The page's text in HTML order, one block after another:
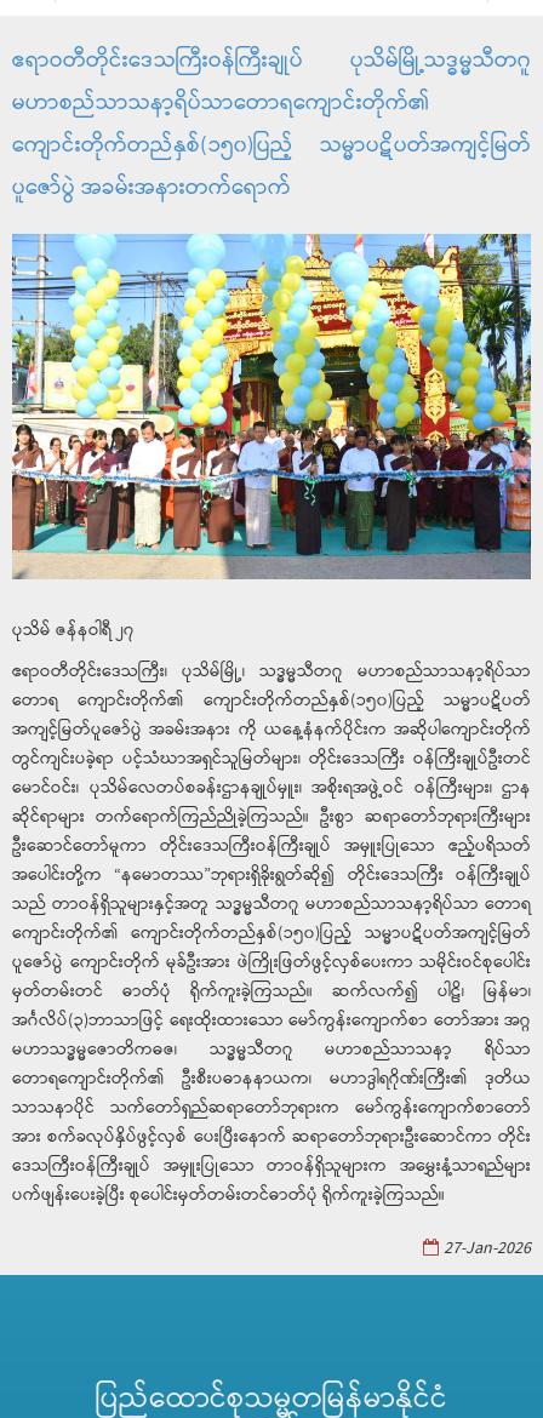
ဧရာဝတီတိုင်းဒေသကြီးဝန်ကြီးချုပ် ပုသိမ်မြို့သဒ္ဓမ္မသီတဂူ
မဟာစည်သာသနာ့ရိပ်သာတောရကျောင်းတိုက်၏
ကျောင်းတိုက်တည်နှစ်(၁၅၀)ပြည့် သမ္မာပဋိပတ်အကျင့်မြတ်
ပူဇော်ပွဲ အခမ်းအနားတက်ရောက်
ပုသိမ် ဇန်နဝါရီ ၂၇
ဧရာဝတီတိုင်းဒေသကြီး၊ ပုသိမ်မြို့၊ သဒ္ဓမ္မသီတဂူ မဟာစည်သာသနာ့ရိပ်သာ
တောရ ကျောင်းတိုက်၏ ကျောင်းတိုက်တည်နှစ်(၁၅၀)ပြည့် သမ္မာပဋိပတ်
အကျင့်မြတ်ပူဇော်ပွဲ အခမ်းအနား ကို ယနေ့နံနက်ပိုင်းက အဆိုပါကျောင်းတိုက်
တွင်ကျင်းပခဲ့ရာ ပင့်သံဃာအရှင်သူမြတ်များ၊ တိုင်းဒေသကြီး ဝန်ကြီးချုပ်ဦးတင်
မောင်ဝင်း၊ ပုသိမ်လေတပ်စခန်းဌာနချုပ်မှူး၊ အစိုးရအဖွဲ့ဝင် ဝန်ကြီးများ၊ ဌာန
ဆိုင်ရာများ တက်ရောက်ကြည်ညိုခဲ့ကြသည်။ ဦးစွာ ဆရာတော်ဘုရားကြီးများ
ဦးဆောင်တော်မူကာ တိုင်းဒေသကြီးဝန်ကြီးချုပ် အမှူးပြုသော ဧည့်ပရိသတ်
အပေါင်းတို့က “နမောတဿ”ဘုရားရှိခိုးရွတ်ဆို၍ တိုင်းဒေသကြီး ဝန်ကြီးချုပ်
သည် တာဝန်ရှိသူများနှင့်အတူ သဒ္ဓမ္မသီတဂူ မဟာစည်သာသနာ့ရိပ်သာ တောရ
ကျောင်းတိုက်၏ ကျောင်းတိုက်တည်နှစ်(၁၅၀)ပြည့် သမ္မာပဋိပတ်အကျင့်မြတ်
ပူဇော်ပွဲ ကျောင်းတိုက် မုခ်ဦးအား ဖဲကြိုးဖြတ်ဖွင့်လှစ်ပေးကာ သမိုင်းဝင်စုပေါင်း
မှတ်တမ်းတင် ဓာတ်ပုံ ရိုက်ကူးခဲ့ကြသည်။ ဆက်လက်၍ ပါဠိ၊ မြန်မာ၊
အင်္ဂလိပ်(၃)ဘာသာဖြင့် ရေးထိုးထားသော မော်ကွန်းကျောက်စာ တော်အား အဂ္ဂ
မဟာသဒ္ဓမ္မဇောတိကဓဇ၊ သဒ္ဓမ္မသီတဂူ မဟာစည်သာသနာ့ ရိပ်သာ
တောရကျောင်းတိုက်၏ ဦးစီးပဓာနနာယက၊ မဟာဒွါရဂိုဏ်းကြီး၏ ဒုတိယ
သာသနာပိုင် သက်တော်ရှည်ဆရာတော်ဘုရားက မော်ကွန်းကျောက်စာတော်
အား စက်ခလုပ်နှိပ်ဖွင့်လှစ် ပေးပြီးနောက် ဆရာတော်ဘုရားဦးဆောင်ကာ တိုင်း
ဒေသကြီးဝန်ကြီးချုပ် အမှူးပြုသော တာဝန်ရှိသူများက အမွှေးနံ့သာရည်များ
ပက်ဖျန်းပေးခဲ့ပြီး စုပေါင်းမှတ်တမ်းတင်ဓာတ်ပုံ ရိုက်ကူးခဲ့ကြသည်။
27-Jan-2026
ပြည်ထောင်စုသမ္မတမြန်မာနိုင်ငံ